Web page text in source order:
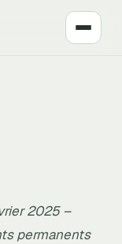
2025 –
permanents